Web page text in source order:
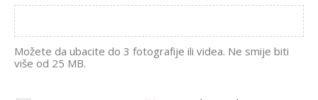
Možete da ubacite do 3 fotografije ili videa. Ne smije biti
više od 25 MB.